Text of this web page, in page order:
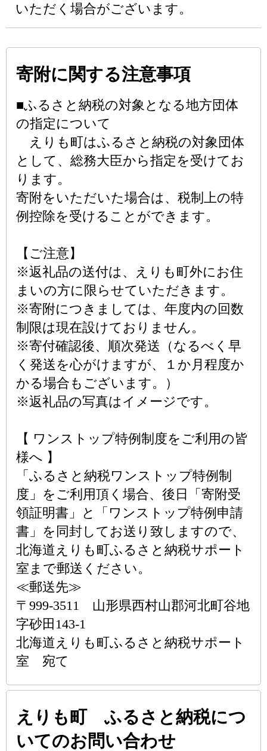
いただく場合がございます。
寄附に関する注意事項
■ふるさと納税の対象となる地方団体
の指定について
えりも町はふるさと納税の対象団体
として、総務大臣から指定を受けてお
ります。
寄附をいただいた場合は、税制上の特
例控除を受けることができます。
【ご注意】
※返礼品の送付は、えりも町外にお住
まいの方に限らせていただきます。
※寄附につきましては、年度内の回数
制限は現在設けておりません。
※寄付確認後、順次発送（なるべく早
く発送を心がけますが、１か月程度か
かる場合もございます。）
※返礼品の写真はイメージです。
【 ワンストップ特例制度をご利用の皆
様へ 】
「ふるさと納税ワンストップ特例制
度」をご利用頂く場合、後日「寄附受
領証明書」と「ワンストップ特例申請
書」を同封してお送り致しますので、
北海道えりも町ふるさと納税サポート
室まで郵送ください。
≪郵送先≫
〒999-3511 山形県西村山郡河北町谷地
字砂田143-1
北海道えりも町ふるさと納税サポート
室 宛て
えりも町 ふるさと納税につ
いてのお問い合わせ